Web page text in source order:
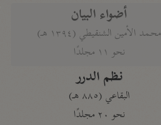
أضواء البيان
محمد الأمين الشنقيطي (١٣٩٤ هـ)
نحو ١١ مجلدًا
نظم الدرر
البقاعي (٨٨٥ هـ)
نحو ٢٠ مجلدًا